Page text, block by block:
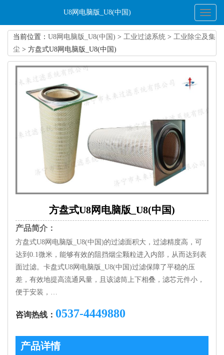
Toggle
U8网电脑版_U8(中国)
当前位置： U8网电脑版_U8(中国) > 工业过滤系统 > 工业除尘及集
尘 > 方盘式U8网电脑版_U8(中国)
方盘式U8网电脑版_U8(中国)
产品简介：
方盘式U8网电脑版_U8(中国)的过滤面积大，过滤精度高，可
达到0.1微米，能够有效的阻挡烟尘颗粒进入内部，从而达到表
面过滤。卡盘式U8网电脑版_U8(中国)过滤保障了平稳的压
差，有效地提高流通风量，且该滤筒上下相叠，滤芯元件小，
便于安装，…
咨询热线： 0537-4449880
产品详情